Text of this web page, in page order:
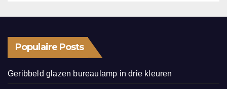
Populaire Posts
Geribbeld glazen bureaulamp in drie kleuren